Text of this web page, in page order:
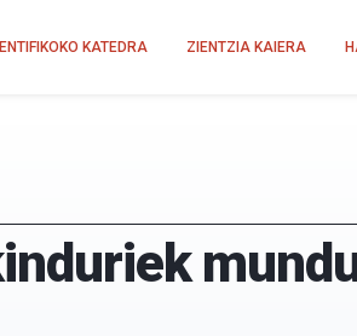
KATEDRA ZIENTZIA KAIERA